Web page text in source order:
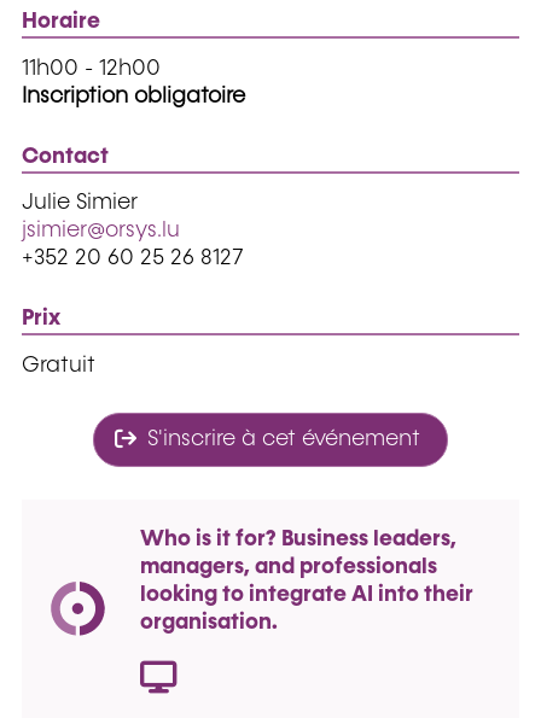
Horaire
11h00 - 12h00
Inscription obligatoire
Contact
Julie Simier
jsimier@orsys.lu
+352 20 60 25 26 8127
Prix
Gratuit
S'inscrire à cet événement
Who is it for? Business leaders,
managers, and professionals
looking to integrate AI into their
organisation.